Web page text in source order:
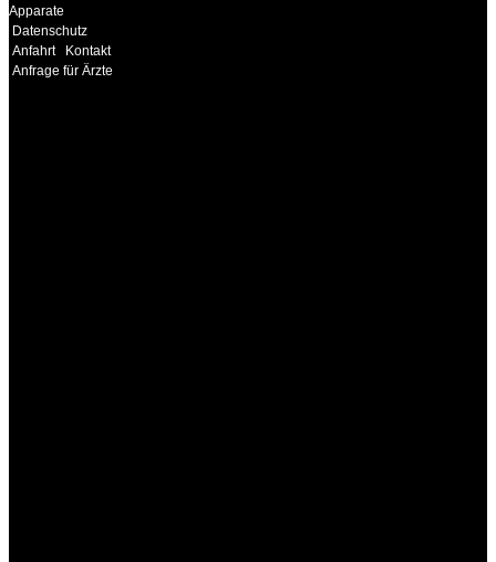
Apparate
Datenschutz
Anfahrt
Kontakt
Anfrage für Ärzte